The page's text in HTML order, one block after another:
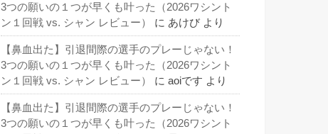
3つの願いの１つが早くも叶った（2026ワシント
ン１回戦 vs. シャン レビュー）
に あけび より
【鼻血出た】引退間際の選手のプレーじゃない！
3つの願いの１つが早くも叶った（2026ワシント
ン１回戦 vs. シャン レビュー）
に aoiです より
【鼻血出た】引退間際の選手のプレーじゃない！
3つの願いの１つが早くも叶った（2026ワシント